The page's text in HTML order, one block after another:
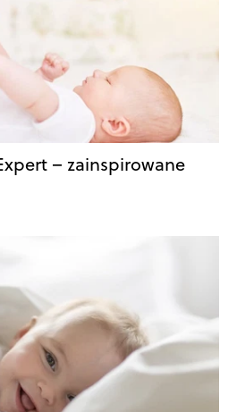
– zainspirowane